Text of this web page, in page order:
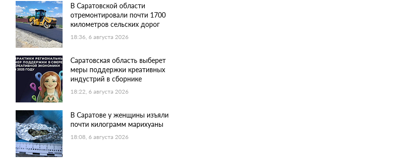
В Саратовской области
отремонтировали почти 1700
километров сельских дорог
18:36, 6 августа 2026
Саратовская область выберет
меры поддержки креативных
индустрий в сборнике
18:22, 6 августа 2026
В Саратове у женщины изъяли
почти килограмм марихуаны
18:08, 6 августа 2026